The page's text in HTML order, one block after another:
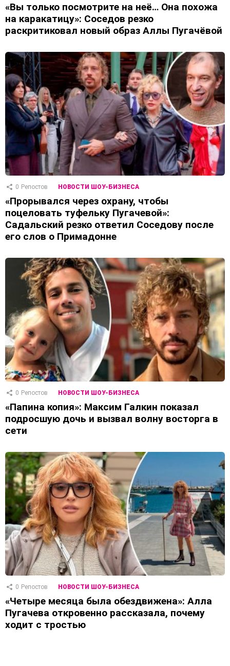
«Вы только посмотрите на неё… Она похожа
на каракатицу»: Соседов резко
раскритиковал новый образ Аллы Пугачёвой
0 Репостов НОВОСТИ ШОУ-БИЗНЕСА
«Прорывался через охрану, чтобы
поцеловать туфельку Пугачевой»:
Садальский резко ответил Соседову после
его слов о Примадонне
0 Репостов НОВОСТИ ШОУ-БИЗНЕСА
«Папина копия»: Максим Галкин показал
подросшую дочь и вызвал волну восторга в
сети
0 Репостов НОВОСТИ ШОУ-БИЗНЕСА
«Четыре месяца была обездвижена»: Алла
Пугачева откровенно рассказала, почему
ходит с тростью